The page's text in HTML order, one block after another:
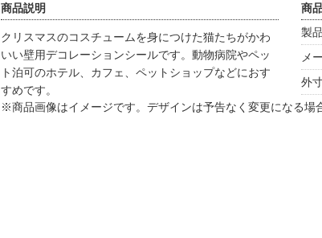
商品説明
クリスマスのコスチュームを身につけた猫たちがかわ
いい壁用デコレーションシールです。動物病院やペッ
ト泊可のホテル、カフェ、ペットショップなどにおす
すめです。
商
製
メ
外
※商品画像はイメージです。デザインは予告なく変更になる場